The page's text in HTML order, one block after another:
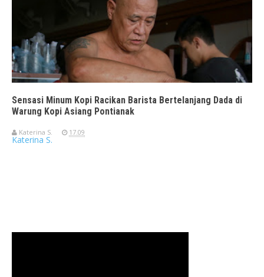
Sensasi Minum Kopi Racikan Barista Bertelanjang Dada di
Warung Kopi Asiang Pontianak
Katerina S. 17.09
Katerina S.